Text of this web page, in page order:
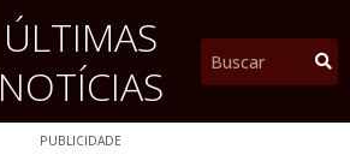
ÚLTIMAS
NOTÍCIAS
Pesquisar
PUBLICIDADE